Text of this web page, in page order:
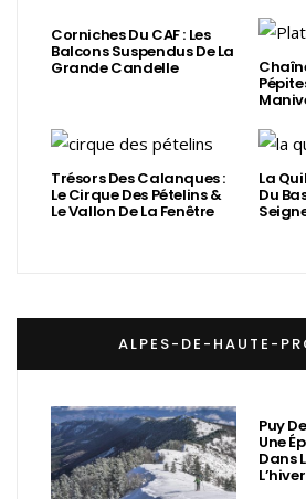
Corniches Du CAF : Les
Balcons Suspendus De La
Grande Candelle
Trésors Des Calanques :
Le Cirque Des Pételins &
Le Vallon De La Fenêtre
La
Du
ALPES-DE-HAUTE-
Puy
Une
Dans
L’hiver